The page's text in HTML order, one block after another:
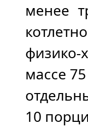
менее
физико-
массе
10